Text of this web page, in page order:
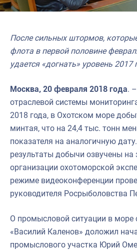
После сильных штормов,
флота в первой половине
удается «догнать» уровень 2017
Москва, 20 февраля 2018 года.
отраслевой системы
2018 года, в Охотском море
минтая, что на 24,4 тыс. тонн
показателя на аналогичную
результаты добычи озвучены на
организации охотоморской
режиме видеоконференции
руководителя Росрыболовства
О промысловой ситуации в море
«Василий Каленов» доложил
промыслового участка Юрий